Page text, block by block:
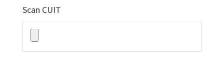
Scan CUIT